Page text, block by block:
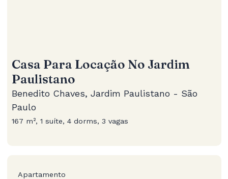
Casa Para Locação No Jardim
Paulistano
Benedito Chaves, Jardim Paulistano - São
Paulo
167 m², 1 suíte, 4 dorms, 3 vagas
Apartamento